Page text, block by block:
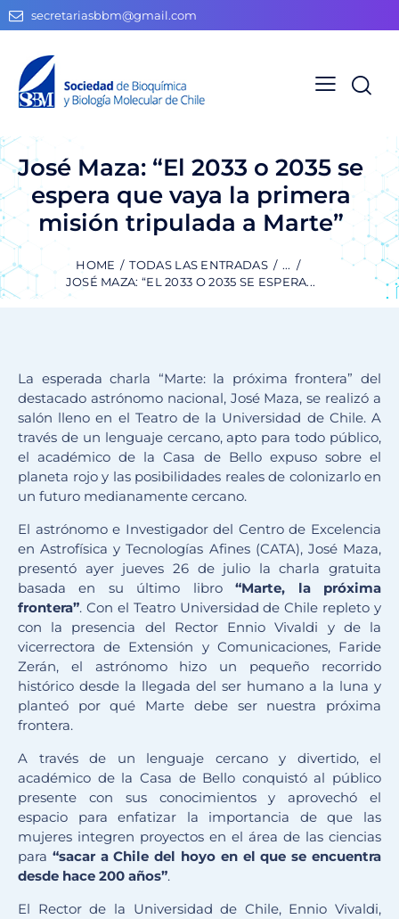
secretariasbbm@gmail.com
José Maza: “El 2033 o 2035 se
espera que vaya la primera
misión tripulada a Marte”
HOME TODAS LAS ENTRADAS
...
JOSÉ MAZA: “EL 2033 O 2035 SE ESPERA...
La esperada charla “Marte: la próxima frontera” del
destacado astrónomo nacional, José Maza, se realizó a
salón lleno en el Teatro de la Universidad de Chile. A
través de un lenguaje cercano, apto para todo público,
el académico de la Casa de Bello expuso sobre el
planeta rojo y las posibilidades reales de colonizarlo en
un futuro medianamente cercano.
El astrónomo e Investigador del Centro de Excelencia
en Astrofísica y Tecnologías Afines (CATA), José Maza,
presentó ayer jueves 26 de julio la charla gratuita
basada en su último libro“Marte, la próxima
frontera”. Con el Teatro Universidad de Chile repleto y
con la presencia del Rector Ennio Vivaldi y de la
vicerrectora de Extensión y Comunicaciones, Faride
Zerán, el astrónomo hizo un pequeño recorrido
histórico desde la llegada del ser humano a la luna y
planteó por qué Marte debe ser nuestra próxima
frontera.
A través de un lenguaje cercano y divertido, el
académico de la Casa de Bello conquistó al público
presente con sus conocimientos y aprovechó el
espacio para enfatizar la importancia de que las
mujeres integren proyectos en el área de las ciencias
para “sacar a Chile del hoyo en el que se encuentra
desde hace 200 años”.
El Rector de la Universidad de Chile, Ennio Vivaldi,